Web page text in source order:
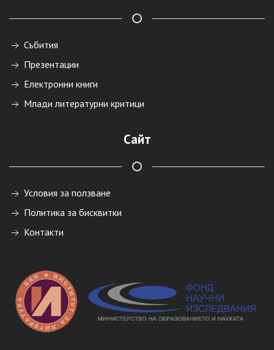
Събития
Презентации
Електронни книги
Млади литературни критици
Сайт
Условия за ползване
Политика за бисквитки
Контакти